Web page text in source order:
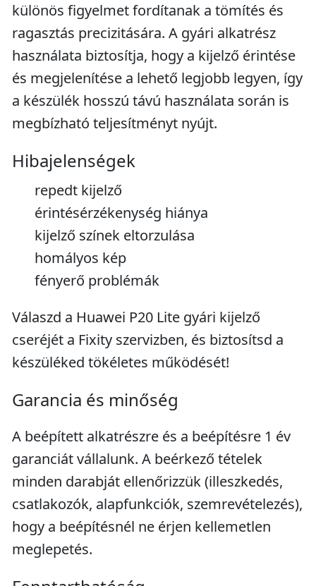
különös figyelmet fordítanak a tömítés és
ragasztás precizitására. A gyári alkatrész
használata biztosítja, hogy a kijelző érintése
és megjelenítése a lehető legjobb legyen, így
a készülék hosszú távú használata során is
megbízható teljesítményt nyújt.
Hibajelenségek
repedt kijelző
érintésérzékenység hiánya
kijelző színek eltorzulása
homályos kép
fényerő problémák
Válaszd a Huawei P20 Lite gyári kijelző
cseréjét a Fixity szervizben, és biztosítsd a
készüléked tökéletes működését!
Garancia és minőség
A beépített alkatrészre és a beépítésre 1 év
garanciát vállalunk. A beérkező tételek
minden darabját ellenőrizzük (illeszkedés,
csatlakozók, alapfunkciók, szemrevételezés),
hogy a beépítésnél ne érjen kellemetlen
meglepetés.